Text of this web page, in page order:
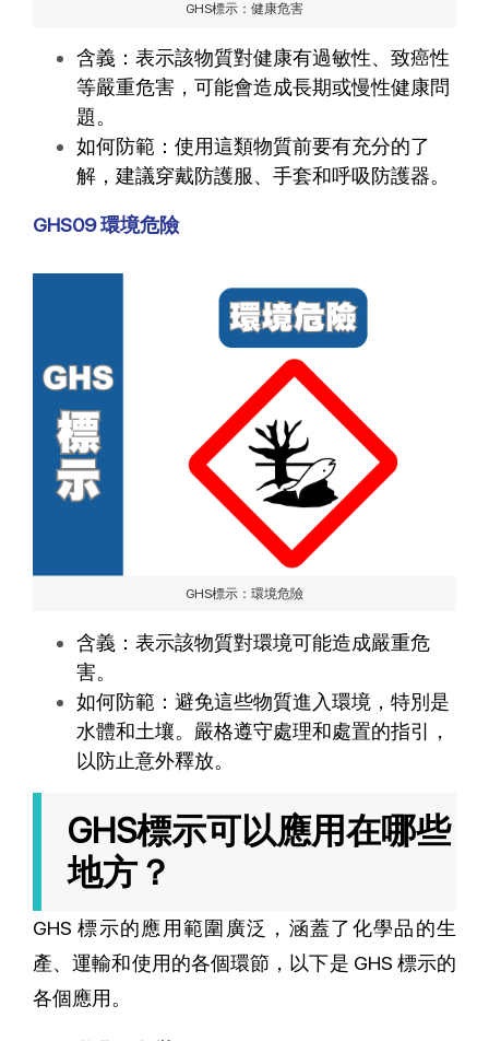
GHS標示：健康危害
含義：表示該物質對健康有過敏性、致癌性
等嚴重危害，可能會造成長期或慢性健康問
題。
如何防範：使用這類物質前要有充分的了
解，建議穿戴防護服、手套和呼吸防護器。
GHS09 環境危險
GHS標示：環境危險
含義：表示該物質對環境可能造成嚴重危
害。
如何防範：避免這些物質進入環境，特別是
水體和土壤。嚴格遵守處理和處置的指引，
以防止意外釋放。
GHS標示可以應用在哪些
地方？
GHS 標示的應用範圍廣泛，涵蓋了化學品的生
產、運輸和使用的各個環節，以下是 GHS 標示的
各個應用。